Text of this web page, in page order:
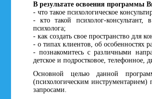
В результате освоения программы
- что такое психологическое
- кто такой психолог-консультант,
психолога;
- как создать свое пространство для
- о типах клиентов, об особенностях
- познакомитесь с различными
детское и подростковое, телефонное,
Основной целью данной
(психологическим инструментарием)
запросами.